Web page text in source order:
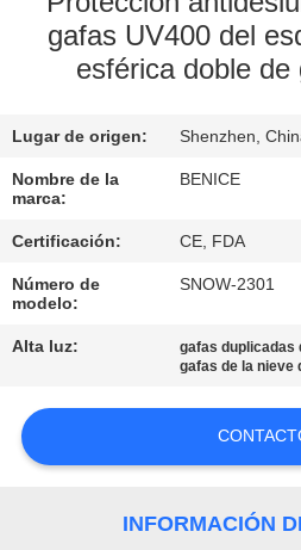
FÁBRICA
SOLICITAR
COTIZACIÓN
MAPA
SITIO
POLICY
gafas UV400 del
esférica doble de
Lugar de origen: Shenzhen,
Nombre de la
marca:
BENICE
Certificación: CE, FDA
Número de
modelo:
SNOW-2301
Alta luz: gafas duplicadas
gafas de la nieve
INFORMACIÓN